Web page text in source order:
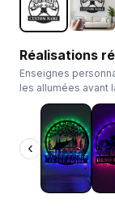
Réalisations
Enseignes
les allumées avant
‹